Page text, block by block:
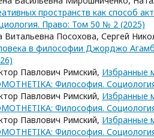
пространств как способ
Право: Том 50 № 2 (2025)
Витальевна Посохова, Сергей
в философии Джорджо
Павлович Римский, Избранные
Философия.
Павлович Римский, Избранные
Философия.
Павлович Римский, Избранные
Философия.